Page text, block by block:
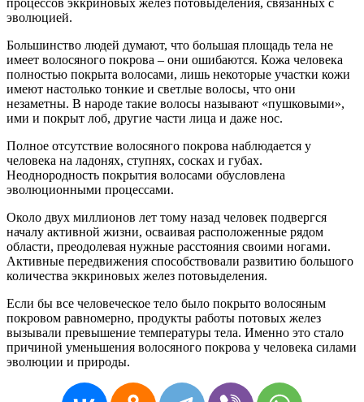
эволюцией.
Большинство людей думают, что большая площадь тела не
имеет волосяного покрова – они ошибаются. Кожа человека
полностью покрыта волосами, лишь некоторые участки кожи
имеют настолько тонкие и светлые волосы, что они
незаметны. В народе такие волосы называют «пушковыми»,
ими и покрыт лоб, другие части лица и даже нос.
Полное отсутствие волосяного покрова наблюдается у
человека на ладонях, ступнях, сосках и губах.
Неоднородность покрытия волосами обусловлена
эволюционными процессами.
Около двух миллионов лет тому назад человек подвергся
началу активной жизни, осваивая расположенные рядом
области, преодолевая нужные расстояния своими ногами.
Активные передвижения способствовали развитию большого
количества эккриновых желез потовыделения.
Если бы все человеческое тело было покрыто волосяным
покровом равномерно, продукты работы потовых желез
вызывали превышение температуры тела. Именно это стало
причиной уменьшения волосяного покрова у человека силами
эволюции и природы.